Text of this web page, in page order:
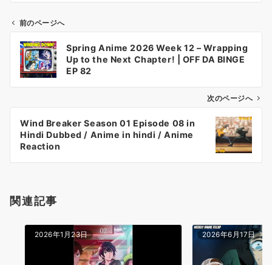
ビ
ン
前のページへ
Spring Anime 2026 Week 12 – Wrapping
Up to the Next Chapter! | OFF DA BINGE
EP 82
次のページへ
Wind Breaker Season 01 Episode 08 in
Hindi Dubbed / Anime in hindi / Anime
Reaction
関連記事
2026年1月23日 2026年6月17日